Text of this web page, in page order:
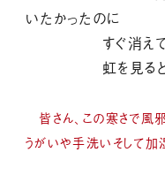
いたかったのに
すぐ消えてし
虹を見ると、い
皆さん、この寒さで風
うがいや手洗いそして加